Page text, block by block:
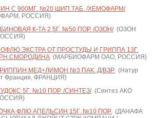
С 900МГ. №20 ШИП.ТАБ. /ХЕМОФАРМ/
РОССИЯ)
К-ТА 2,5Г. №50 ПОР. /ОЗОН/(ОЗОН
ЭКСТРА ОТ ПРОСТУДЫ И ГРИППА 13Г.
(МАРБИОФАРМ ОАО, РОССИЯ)
МЕД+ЛИМОН №3 ПАК. Д/ВЗР.(Натур
Франция, ФРАНЦИЯ)
5Г. №10 ПОР. /СИНТЕЗ/(Синтез АКО
ФЛЮ АПЕЛЬСИН 15Г. №10 ПОР.(ДАНАФА